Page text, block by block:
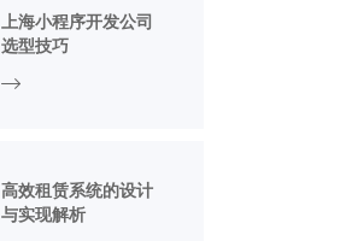
上海小程序开发公司
选型技巧
高效租赁系统的设计
与实现解析